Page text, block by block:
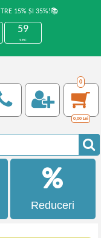
15% ȘI 35%!📚
58
sec
0
0,00 Lei
Reduceri